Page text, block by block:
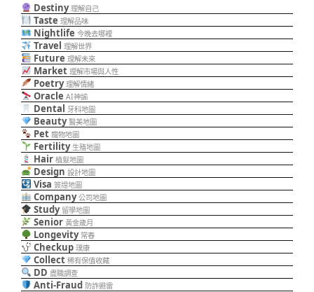
Destiny 理解自己
Taste 理解品味
Nightlife 今晚去哪裡
Travel 理解世界
Future 理解未來
Market 理解市場與人性
Poetry 理解情緒
Oracle AI神諭
Dental 牙科地圖
Beauty 醫美地圖
Pet 寵物地圖
Fertility 生殖地圖
Hair 植髮地圖
Design 設計地圖
Visa 簽證地圖
Company 公司地圖
Study 留學地圖
Senior 黃金歲月
Longevity 常春
Checkup 璞康
Collect 稀有保值收藏
DD 盡職調查
Anti-Fraud 防詐避雷